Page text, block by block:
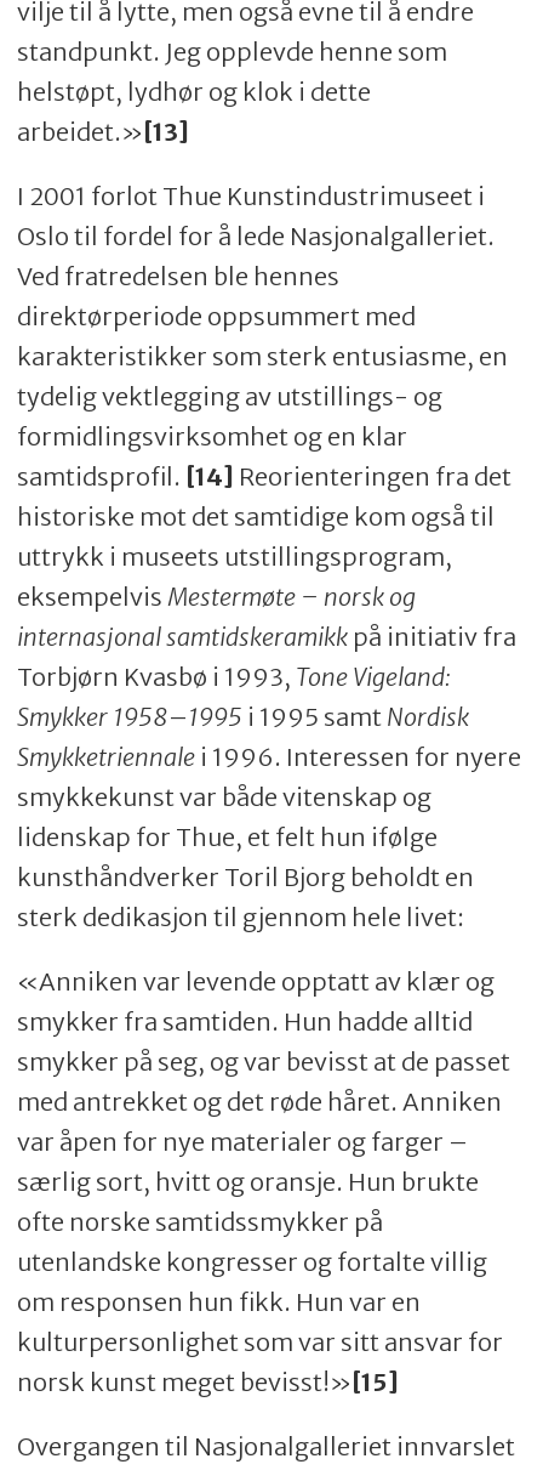
vilje til å lytte, men også evne til å endre
standpunkt. Jeg opplevde henne som
helstøpt, lydhør og klok i dette
arbeidet.» [13]
I 2001 forlot Thue Kunstindustrimuseet i
Oslo til fordel for å lede Nasjonalgalleriet.
Ved fratredelsen ble hennes
direktørperiode oppsummert med
karakteristikker som sterk entusiasme, en
tydelig vektlegging av utstillings- og
formidlingsvirksomhet og en klar
samtidsprofil. [14] Reorienteringen fra det
historiske mot det samtidige kom også til
uttrykk i museets utstillingsprogram,
eksempelvis Mestermøte – norsk og
internasjonal samtidskeramikkpå initiativ fra
Torbjørn Kvasbø i 1993, Tone Vigeland:
Smykker 1958–1995 i 1995 samt Nordisk
Smykketriennalei 1996. Interessen for nyere
smykkekunst var både vitenskap og
lidenskap for Thue, et felt hun ifølge
kunsthåndverker Toril Bjorg beholdt en
sterk dedikasjon til gjennom hele livet:
«Anniken var levende opptatt av klær og
smykker fra samtiden. Hun hadde alltid
smykker på seg, og var bevisst at de passet
med antrekket og det røde håret. Anniken
var åpen for nye materialer og farger –
særlig sort, hvitt og oransje. Hun brukte
ofte norske samtidssmykker på
utenlandske kongresser og fortalte villig
om responsen hun fikk. Hun var en
kulturpersonlighet som var sitt ansvar for
norsk kunst meget bevisst!»[15]
Overgangen til Nasjonalgalleriet innvarslet